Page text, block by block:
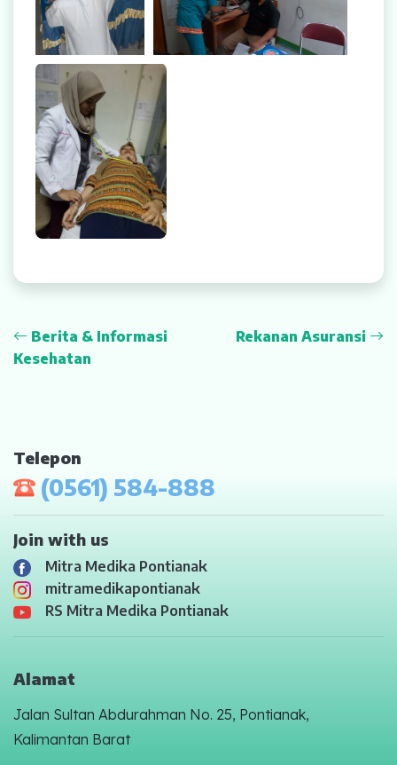
Karir
On Site MCU Ke
Indofood
Berita & Informasi
Kesehatan
Rekanan Asuransi
Telepon
(0561) 584-888
Join with us
Mitra Medika Pontianak
mitramedikapontianak
RS Mitra Medika Pontianak
Alamat
Jalan Sultan Abdurahman No. 25, Pontianak,
Kalimantan Barat